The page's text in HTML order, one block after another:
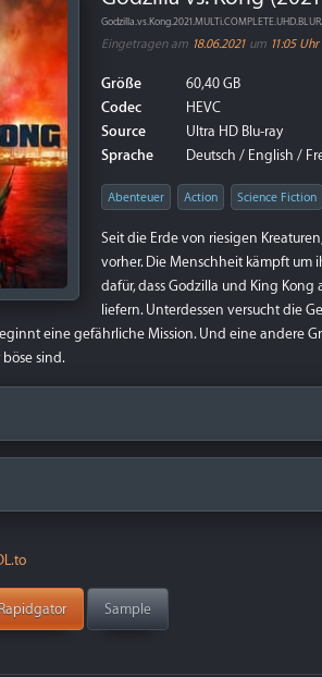
Eingetragen am 18.06.2021 um 11:05 Uhr
Größe
60,40 GB
Codec
HEVC
Source
Ultra HD Blu-ray
Sprache
Deutsch / English /
Abenteuer Action Science Fiction
Seit die Erde von riesigen
vorher. Die Menschheit kämpft um
dafür, dass Godzilla und King
liefern. Unterdessen versucht die
eine gefährliche Mission. Und eine andere
sind.
Rapidgator Sample